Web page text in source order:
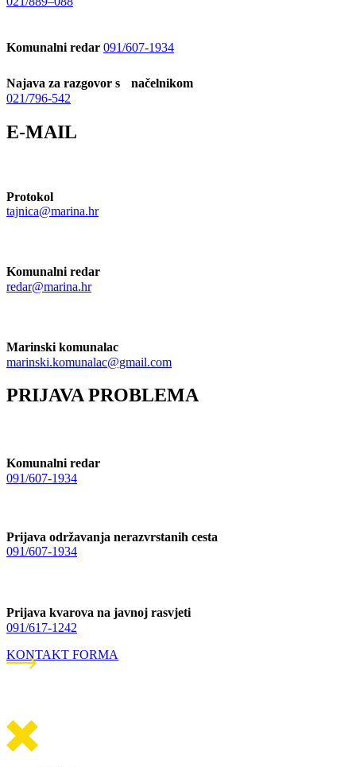
Komunalni redar 091/607-1934
Najava za razgovor s načelnikom
021/796-542
E-MAIL
Protokol
tajnica@marina.hr
Komunalni redar
redar@marina.hr
Marinski komunalac
marinski.komunalac@gmail.com
PRIJAVA PROBLEMA
Komunalni redar
091/607-1934
Prijava održavanja nerazvrstanih cesta
091/607-1934
Prijava kvarova na javnoj rasvjeti
091/617-1242
KONTAKT FORMA